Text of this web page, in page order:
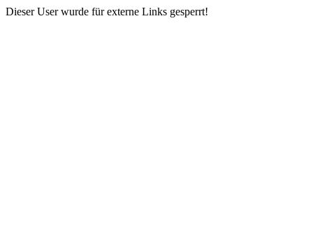
Dieser User wurde für externe Links gesperrt!